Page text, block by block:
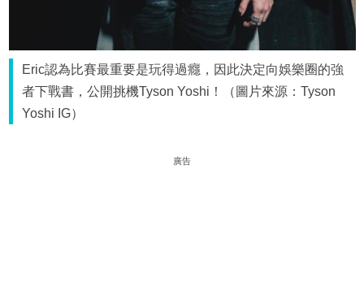
Eric認為比賽最重要是玩得過癮，因此決定向娛樂圈的強
者下戰書，公開挑機Tyson Yoshi！（圖片來源：Tyson
Yoshi IG）
廣告